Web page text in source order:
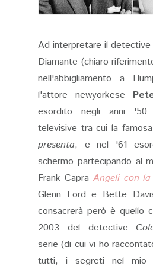
Ad interpretare il detective
Diamante (chiaro
nell'abbigliamento a
l'attore newyorkese
esordito
negli anni
televisive tra cui la
presenta, e nel '61
schermo partecipando al
Frank Capra Angeli con
Glenn Ford e Bette
consacrerà però è quello
2003 del detective
serie (di cui vi ho
tutti, i segreti nel mio